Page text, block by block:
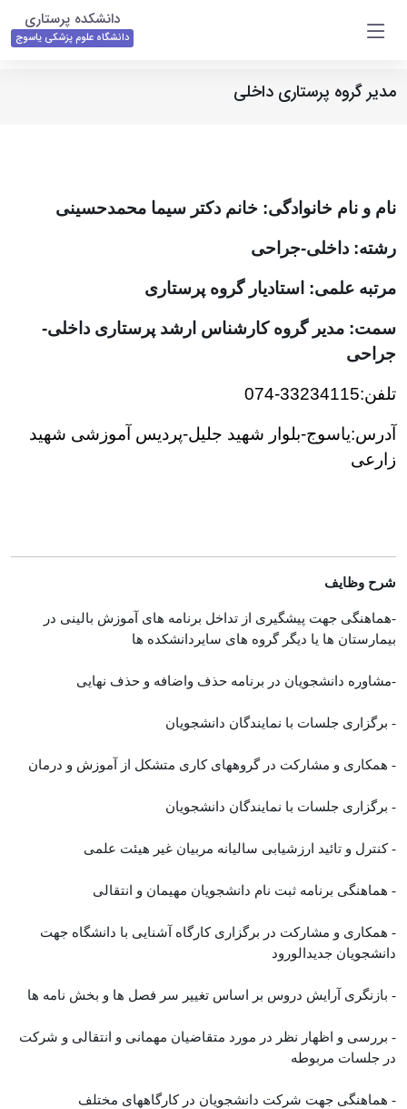
دانشکده پرستاری
دانشگاه علوم پزشکی یاسوج
مدیر گروه پرستاری داخلی
نام و نام خانوادگی: خانم دکتر سیما محمدحسینی
رشته: داخلی-جراحی
مرتبه علمی: استادیار گروه پرستاری
سمت: مدیر گروه کارشناس ارشد پرستاری داخلی-
جراحی
تلفن:33234115-074
زارعی
شرح وظایف
-هماهنگی جهت پیشگیری از تداخل برنامه های آموزش بالینی در
بیمارستان ها یا دیگر گروه های سایردانشکده ها
-مشاوره دانشجویان در برنامه حذف واضافه و حذف نهایی
- برگزاری جلسات با نمایندگان دانشجویان
- همکاری و مشارکت در گروههای کاری متشکل از آموزش و درمان
- برگزاری جلسات با نمایندگان دانشجویان
- کنترل و تائید ارزشیابی سالیانه مربیان غیر هیئت علمی
- هماهنگی برنامه ثبت نام دانشجویان مهیمان و انتقالی
- همکاری و مشارکت در برگزاری کارگاه آشنایی با دانشگاه جهت
دانشجویان جدیدالورود
- بازنگری آرایش دروس بر اساس تغییر سر فصل ها و بخش نامه ها
- بررسی و اظهار نظر در مورد متقاضیان مهمانی و انتقالی و شرکت
در جلسات مربوطه
- هماهنگی جهت شرکت دانشجویان در کارگاههای مختلف